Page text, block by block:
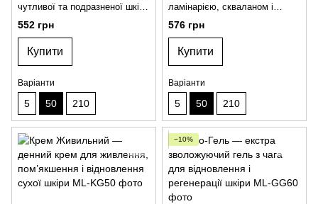
чутливої та подразненої шкіри
з пантенолом
552 грн
Купити
Варіанти
5 50 210
ламінарією, скваланом і
Омега-6 для зміцнення
шкірного бар’єра
576 грн
Купити
Варіанти
5 50 210
−10%